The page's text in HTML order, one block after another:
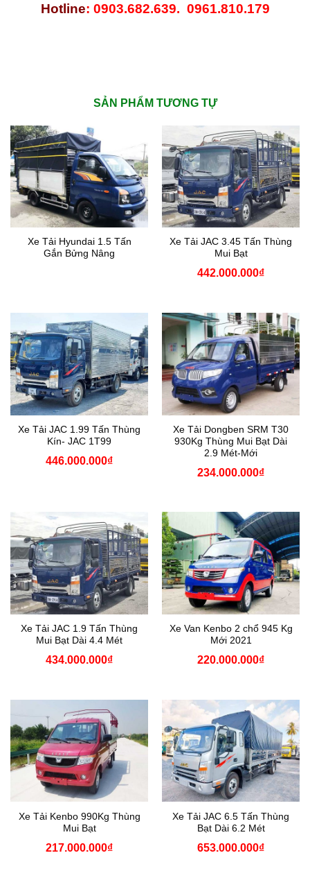
Hotline: 0903.682.639. 0961.810.179
SẢN PHẨM TƯƠNG TỰ
Xe Tải Hyundai 1.5 Tấn
Gắn Bửng Nâng
Xe Tải JAC 3.45 Tấn Thùng
Mui Bạt
442.000.000₫
Xe Tải JAC 1.99 Tấn Thùng
Kín- JAC 1T99
446.000.000₫
Xe Tải Dongben SRM T30
930Kg Thùng Mui Bạt Dài
2.9 Mét-Mới
234.000.000₫
Xe Tải JAC 1.9 Tấn Thùng
Mui Bạt Dài 4.4 Mét
434.000.000₫
Xe Van Kenbo 2 chổ 945 Kg
Mới 2021
220.000.000₫
Xe Tải Kenbo 990Kg Thùng
Mui Bạt
217.000.000₫
Xe Tải JAC 6.5 Tấn Thùng
Bạt Dài 6.2 Mét
653.000.000₫